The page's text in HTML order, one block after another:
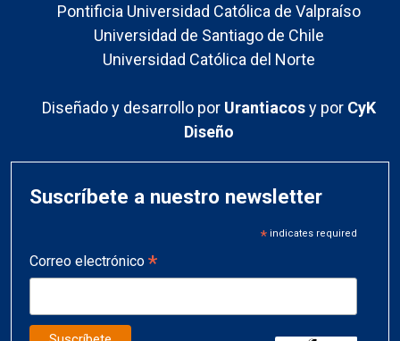
Pontificia Universidad Católica de Valpraíso
Universidad de Santiago de Chile
Universidad Católica del Norte
Diseñado y desarrollo por Urantiacosy por CyK
Diseño
Suscríbete a nuestro newsletter
*indicates required
Correo electrónico *